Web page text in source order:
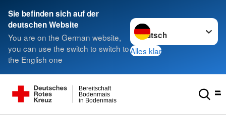
Sie befinden sich auf der
deutschen Website
You are on the German website,
you can use the switch to switch to
the English one
Sprache wechseln zu
Alles klar
in Bodenmais
Bodenmais
Bereitschaft